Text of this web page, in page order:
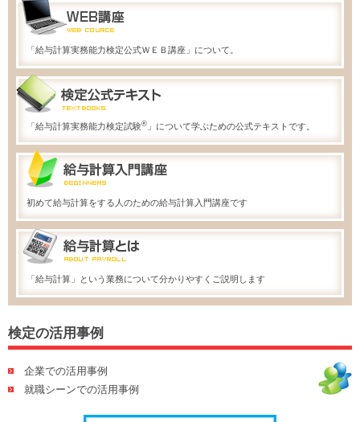
「給与計算実務能力検定公式ＷＥＢ講座」について。
「給与計算実務能力検定試験® 」について学ぶための公式テキストです。
初めて給与計算をする人のための給与計算入門講座です
「給与計算」という業務について分かりやすくご説明します
検定の活用事例
企業での活用事例
就職シーンでの活用事例